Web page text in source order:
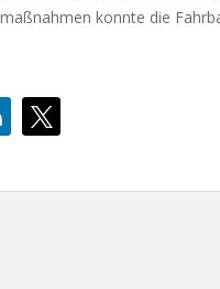
konnte die